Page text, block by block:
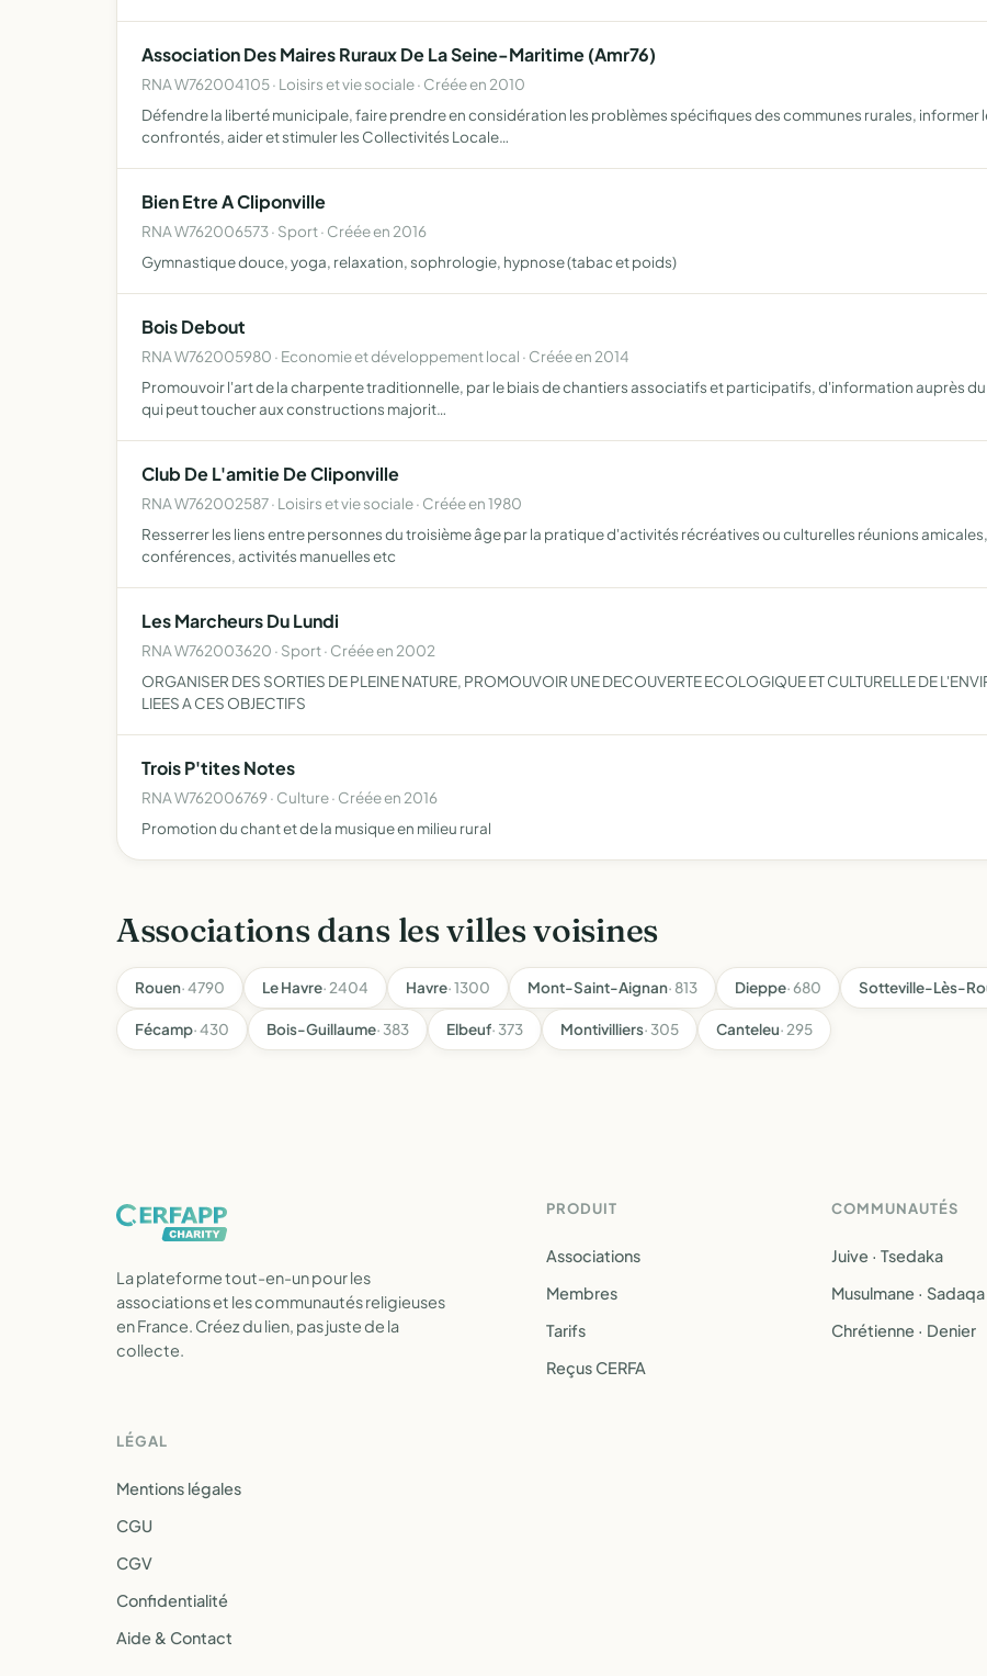
Association Des Maires Ruraux De La Seine-Maritime (Amr76)
RNA W762004105 · Loisirs et vie sociale · Créée en 2010
Défendre la liberté municipale, faire prendre en considération les problèmes spécifiques des communes rurales, informer
confrontés, aider et stimuler les Collectivités Locale…
Bien Etre A Cliponville
RNA W762006573 · Sport · Créée en 2016
Gymnastique douce, yoga, relaxation, sophrologie, hypnose (tabac et poids)
Bois Debout
RNA W762005980 · Economie et développement local · Créée en 2014
Promouvoir l'art de la charpente traditionnelle, par le biais de chantiers associatifs et participatifs, d'information auprès
qui peut toucher aux constructions majorit…
Club De L'amitie De Cliponville
RNA W762002587 · Loisirs et vie sociale · Créée en 1980
Resserrer les liens entre personnes du troisième âge par la pratique d'activités récréatives ou culturelles réunions
conférences, activités manuelles etc
Les Marcheurs Du Lundi
RNA W762003620 · Sport · Créée en 2002
ORGANISER DES SORTIES DE PLEINE NATURE, PROMOUVOIR UNE DECOUVERTE ECOLOGIQUE ET CULTURELLE DE
LIEES A CES OBJECTIFS
Trois P'tites Notes
RNA W762006769 · Culture · Créée en 2016
Promotion du chant et de la musique en milieu rural
Associations dans les villes voisines
Rouen· 4790 Le Havre· 2404 Havre· 1300 Mont-Saint-Aignan· 813 Dieppe· 680 Sotteville-Lès-
Fécamp· 430 Bois-Guillaume· 383 Elbeuf· 373 Montivilliers· 305 Canteleu· 295
La plateforme tout-en-un pour les
associations et les communautés religieuses
en France. Créez du lien, pas juste de la
collecte.
PRODUIT
Associations
Membres
Tarifs
Reçus CERFA
COMMUNAUTÉS
Juive · Tsedaka
Musulmane · Sadaqa
Chrétienne · Denier
LÉGAL
Mentions légales
CGU
CGV
Confidentialité
Aide & Contact